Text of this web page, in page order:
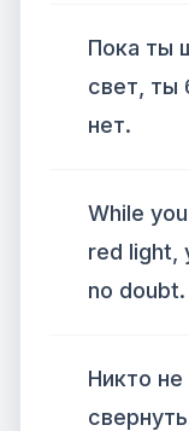
Пока ты
свет, ты
нет.
While
red light,
no doubt.
Никто не